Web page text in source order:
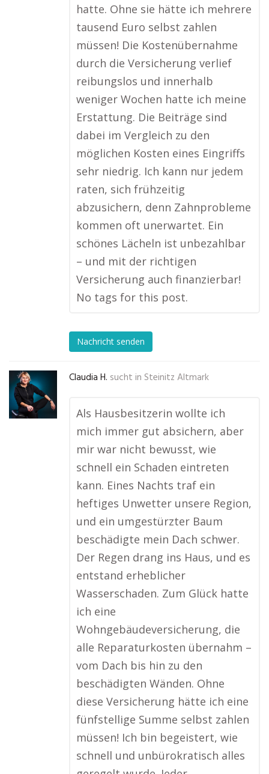
hatte. Ohne sie hätte ich mehrere
tausend Euro selbst zahlen
müssen! Die Kostenübernahme
durch die Versicherung verlief
reibungslos und innerhalb
weniger Wochen hatte ich meine
Erstattung. Die Beiträge sind
dabei im Vergleich zu den
möglichen Kosten eines Eingriffs
sehr niedrig. Ich kann nur jedem
raten, sich frühzeitig
abzusichern, denn Zahnprobleme
kommen oft unerwartet. Ein
schönes Lächeln ist unbezahlbar
– und mit der richtigen
Versicherung auch finanzierbar!
No tags for this post.
Nachricht senden
Claudia H. sucht in Steinitz Altmark
Als Hausbesitzerin wollte ich
mich immer gut absichern, aber
mir war nicht bewusst, wie
schnell ein Schaden eintreten
kann. Eines Nachts traf ein
heftiges Unwetter unsere Region,
und ein umgestürzter Baum
beschädigte mein Dach schwer.
Der Regen drang ins Haus, und es
entstand erheblicher
Wasserschaden. Zum Glück hatte
ich eine
Wohngebäudeversicherung, die
alle Reparaturkosten übernahm –
vom Dach bis hin zu den
beschädigten Wänden. Ohne
diese Versicherung hätte ich eine
fünfstellige Summe selbst zahlen
müssen! Ich bin begeistert, wie
schnell und unbürokratisch alles